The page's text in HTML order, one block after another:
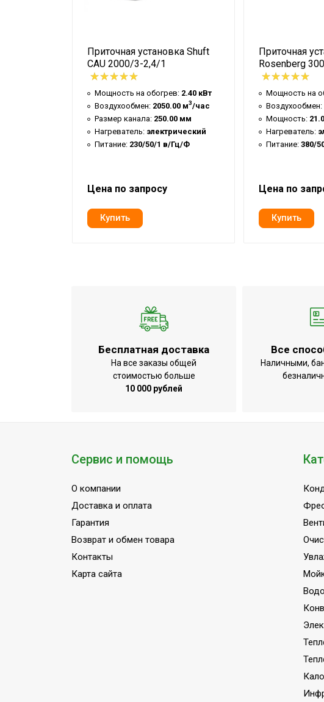
Приточная установка Shuft
CAU 2000/3-2,4/1
Мощность на обогрев: 2.40 кВт
Воздухообмен: 2050.00 м3/час
Размер канала: 250.00 мм
Нагреватель: электрический
Питание: 230/50/1 в/Гц/Ф
Цена по запросу
Приточная
Rosenberg
Мощность на
Воздухообмен:
Мощность:
Нагреватель:
Питание: 380/
Цена по
Бесплатная доставка
На все заказы общей
стоимостью больше
10 000 рублей
Все
Наличными,
Сервис и помощь
О компании
Доставка и оплата
Гарантия
Возврат и обмен товара
Контакты
Карта сайта